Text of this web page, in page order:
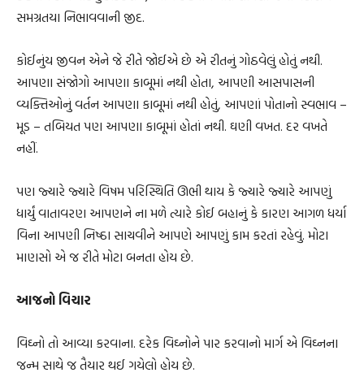
સમગ્રતયા નિભાવવાની જીદ.
કોઈનુંય જીવન એને જે રીતે જોઈએ છે એ રીતનું ગોઠવેલું હોતું નથી.
આપણા સંજોગો આપણા કાબૂમાં નથી હોતા, આપણી આસપાસની
વ્યક્તિઓનું વર્તન આપણા કાબૂમાં નથી હોતું, આપણાં પોતાનો સ્વભાવ –
મૂડ – તબિયત પણ આપણા કાબૂમાં હોતાં નથી. ઘણી વખત. દર વખતે
નહીં.
પણ જ્યારે જ્યારે વિષમ પરિસ્થિતિ ઊભી થાય કે જ્યારે જ્યારે આપણું
ધાર્યું વાતાવરણ આપણને ના મળે ત્યારે કોઈ બહાનું કે કારણ આગળ ધર્યા
વિના આપણી નિષ્ઠા સાચવીને આપણે આપણું કામ કરતાં રહેવું. મોટા
માણસો એ જ રીતે મોટા બનતા હોય છે.
આજનો વિચાર
વિઘ્નો તો આવ્યા કરવાના. દરેક વિઘ્નોને પાર કરવાનો માર્ગ એ વિઘ્નના
જન્મ સાથે જ તૈયાર થઈ ગયેલો હોય છે.